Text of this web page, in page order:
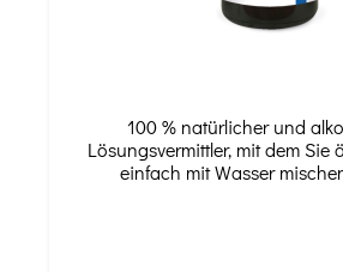
100 % natürlicher und
Lösungsvermittler, mit dem Sie
einfach mit Wasser